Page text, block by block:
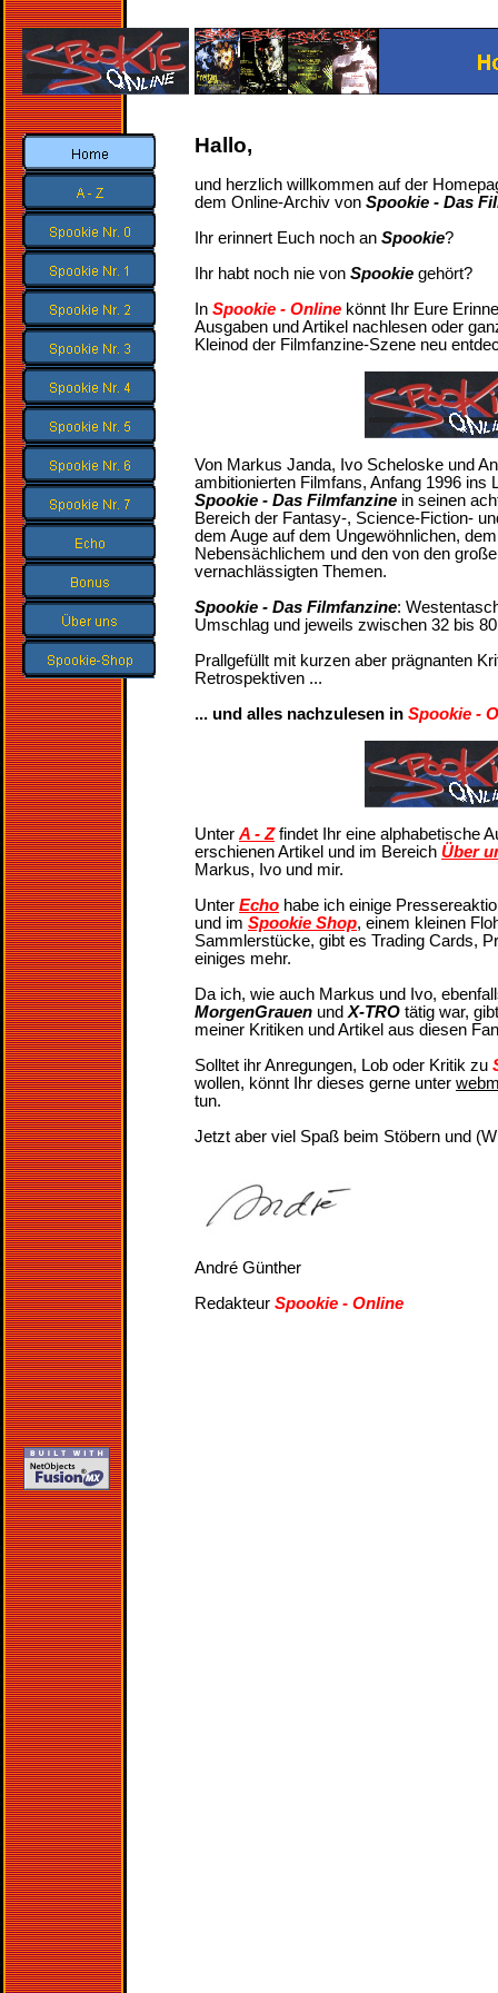
Hallo,
und herzlich willkommen auf der
dem Online-Archiv von Spookie - Das
Ihr erinnert Euch noch an Spookie?
Ihr habt noch nie von Spookie gehört?
In Spookie - Online könnt Ihr Eure
Ausgaben und Artikel nachlesen oder
Kleinod der Filmfanzine-Szene neu
Von Markus Janda, Ivo Scheloske und
ambitionierten Filmfans, Anfang 1996 ins
Spookie - Das Filmfanzine in seinen
Bereich der Fantasy-, Science-Fiction-
dem Auge auf dem Ungewöhnlichen,
Nebensächlichem und den von den
vernachlässigten Themen.
Spookie - Das Filmfanzine:
Umschlag und jeweils zwischen 32 bis
Prallgefüllt mit kurzen aber prägnanten
Retrospektiven ...
... und alles nachzulesen in Spookie -
Unter A - Zfindet Ihr eine alphabetische
erschienen Artikel und im Bereich Über
Markus, Ivo und mir.
Unter Echo habe ich einige
und im Spookie Shop, einem kleinen
Sammlerstücke, gibt es Trading Cards,
einiges mehr.
Da ich, wie auch Markus und Ivo,
MorgenGrauen und X-TRO tätig war,
meiner Kritiken und Artikel aus diesen
Solltet ihr Anregungen, Lob oder Kritik zu
wollen, könnt Ihr dieses gerne unter
tun.
Jetzt aber viel Spaß beim Stöbern und
André Günther
Redakteur Spookie - Online